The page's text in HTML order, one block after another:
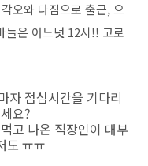
오와 다짐으로 출근, 으
늘은 어느덧 12시!! 고로
자 점심시간을 기다리
요?
고 나온 직장인이 대부
도 ㅠㅠ